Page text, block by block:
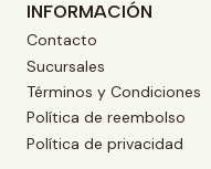
INFORMACIÓN
Contacto
Sucursales
Términos y Condiciones
Política de reembolso
Política de privacidad